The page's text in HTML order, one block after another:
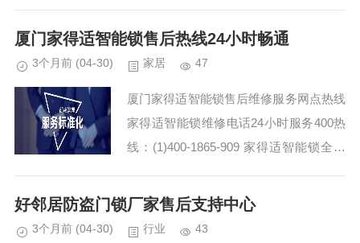
热线咨询(1)400-...
厦门家得适智能锁售后热线24小时畅通
3个月前 (04-30) 家居 47
厦门家得适智能锁售后维修服务网点热线
家得适智能锁维修电话24小时服务400热
线：(1)400-1865-909 家得适智能锁全国
家得适智能锁维...
好邻居防盗门锁厂家售后支持中心
3个月前 (04-30) 行业 43